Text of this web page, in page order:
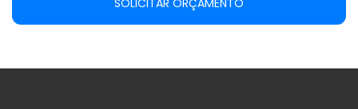
SOLICITAR ORÇAMENTO